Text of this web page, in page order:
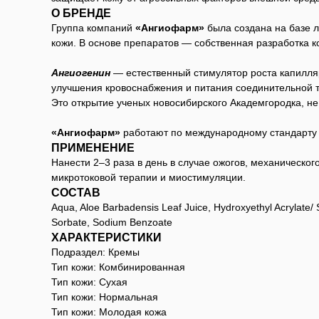
О БРЕНДЕ
Группа компаний «Ангиофарм» была создана на базе
кожи. В основе препаратов — собственная разработка
Ангиогенин — естественный стимулятор роста
улучшения кровоснабжения и питания соединительной
Это открытие ученых новосибирского
«Ангиофарм» работают по международному
ПРИМЕНЕНИЕ
Нанести 2–3 раза в день в случае ожогов,
микротоковой терапии и миостимуляции.
СОСТАВ
Aqua, Aloe Barbadensis Leaf Juice, Hydroxyethyl
Sorbate, Sodium Benzoate
ХАРАКТЕРИСТИКИ
Подраздел: Кремы
Тип кожи: Комбинированная
Тип кожи: Сухая
Тип кожи: Нормальная
Тип кожи: Молодая кожа